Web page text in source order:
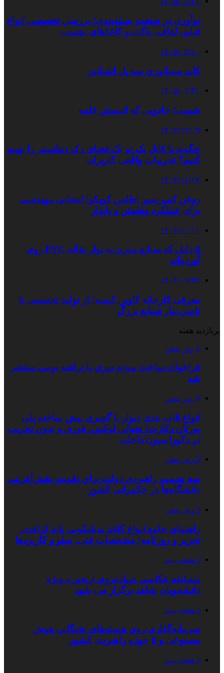
نوآوری در صنعت بسته‌بندی؛ بررسی تخصصی انواع
فیلم، لفاف، پاکت و کاغذهای نچسب
۱۴۰۵/۰۳/۱۰
کلید مینیاتوری سه پل اشنایدر
۱۴۰۵/۰۲/۳۱
شیمی؛ جادویی که اسمش علمه
۱۴۰۳/۱۲/۰۹
چگونه با کابل بک تو بک فضای رک دیتاسنتر را بهینه
کنیم؟ تجربیات واقعی کاربران
۱۴۰۳/۱۱/۱۷
روغن کمپرسور اطلس کوپکو؛ انتخابی مهندسی
برای عملکرد مطمئن و پایدار
۱۴۰۳/۱۰/۱۱
۵ دلیل که صنایع مدرن به نوار نقاله PVC روی
آورده‌اند
۱۴۰۴/۰۹/۲۴
معرفی کارخانه کاوین کیسه؛ از تولید تخصصی تا
تامین نیاز صنایع بزرگ
پربازدید هفته
2 روز پیش
فراخوان ساخت مودم نوری با تراشه بومی منتشر
شد
4 روز پیش
انواع قاب بندی دیوار با گچبری پیش ساخته پلی
یورتان دکارت؛ تحولی لوکس، فوری و بدون تخریب
در دکوراسیون داخلی
5 روز پیش
سه تصمیم راهبردی دولت برای تقویت نقش‌آفرینی
دانشگاه‌ها در حکمرانی کشور
5 روز پیش
راهنمای جامع انواع کاغذ سیلیکونی پایه کرافت،
تحریر و روزنامه؛ مشخصات فنی، سئو و کاربردها
1 هفته پیش
مسابقه عکاسی «پیاده‌روی اربعین» ویژه
دانشجویان شاهد برگزار می شود
2 هفته پیش
سرمایه‌گذاری روی هسته‌های نخبگانی هوش
مصنوعی و ۵ حوزه راهبردی کشور
2 هفته پیش